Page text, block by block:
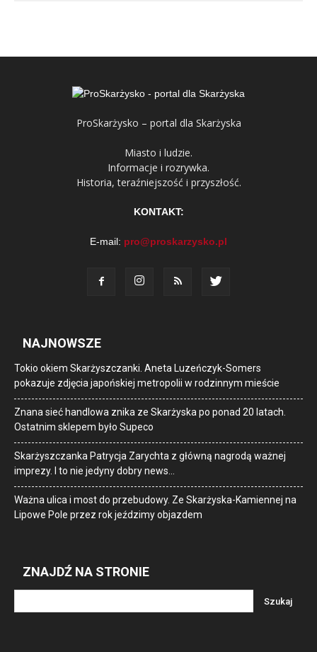
ProSkarżysko – portal dla Skarżyska
Miasto i ludzie.
Informacje i rozrywka.
Historia, teraźniejszość i przyszłość.
KONTAKT:
E-mail: pro@proskarzysko.pl
NAJNOWSZE
Tokio okiem Skarżyszczanki. Aneta Luzeńczyk-Somers
pokazuje zdjęcia japońskiej metropolii w rodzinnym mieście
Znana sieć handlowa znika ze Skarżyska po ponad 20 latach.
Ostatnim sklepem było Supeco
Skarżyszczanka Patrycja Zarychta z główną nagrodą ważnej
imprezy. I to nie jedyny dobry news…
Ważna ulica i most do przebudowy. Ze Skarżyska-Kamiennej na
Lipowe Pole przez rok jeździmy objazdem
ZNAJDŹ NA STRONIE